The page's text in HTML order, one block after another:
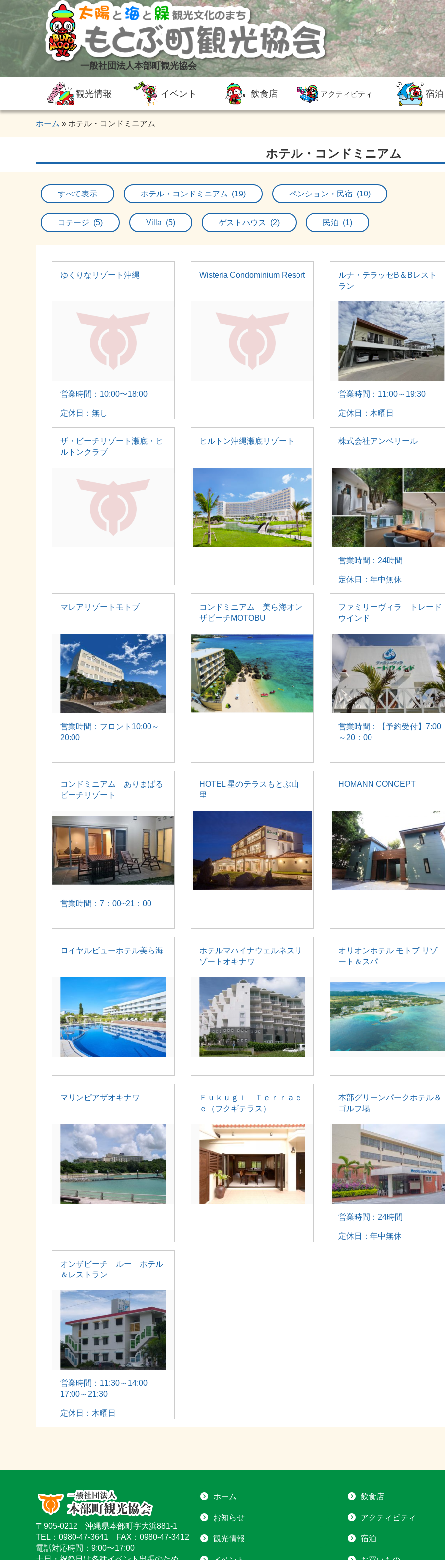
一般社団法人本部町観光協会
観光情報 イベント 飲食店 アクティビティ 宿泊
ホーム ホテル・コンドミニアム
ホテル・コンドミニアム
すべて表示 ホテル・コンドミニアム (19) ペンション・民宿 (10)
コテージ (5) Villa (5) ゲストハウス (2) 民泊 (1)
ゆくりなリゾート沖縄
営業時間：10:00〜18:00
定休日：無し
Wisteria Condominium Resort
ルナ・テラッセB＆Bレスト
ラン
営業時間：11:00～19:30
定休日：木曜日
ザ・ビーチリゾート瀬底・ヒ
ルトンクラブ
ヒルトン沖縄瀬底リゾート 株式会社アンベリール
営業時間：24時間
定休日：年中無休
マレアリゾートモトブ
営業時間：フロント10:00～
20:00
コンドミニアム 美ら海オン
ザビーチMOTOBU
ファミリーヴィラ トレード
ウインド
営業時間：【予約受付】7:00
～20：00
コンドミニアム ありまばる
ビーチリゾート
営業時間：7：00~21：00
HOTEL 星のテラスもとぶ山
里
HOMANN CONCEPT
ロイヤルビューホテル美ら海
ホテルマハイナウェルネスリ
ゾートオキナワ
オリオンホテル モトブ リゾ
ート＆スパ
マリンピアザオキナワ
Ｆｕｋｕｇｉ Ｔｅｒｒａｃ
ｅ（フクギテラス）
本部グリーンパークホテル＆
ゴルフ場
営業時間：24時間
定休日：年中無休
オンザビーチ ルー ホテル
＆レストラン
営業時間：11:30～14:00
17:00～21:30
定休日：木曜日
〒905-0212 沖縄県本部町字大浜881-1
TEL：0980-47-3641 FAX：0980-47-3412
電話対応時間：9:00〜17:00
ホーム
お知らせ
観光情報
飲食店
アクティビティ
宿泊